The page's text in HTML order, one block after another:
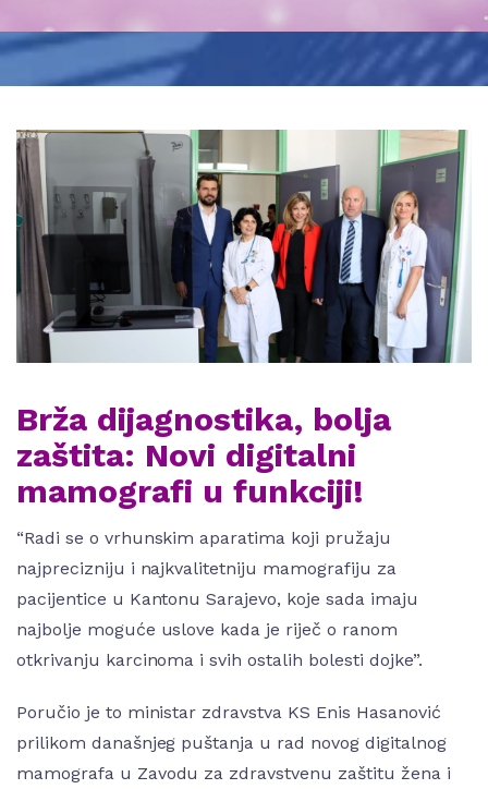
Brža dijagnostika, bolja
zaštita: Novi digitalni
mamografi u funkciji!
“Radi se o vrhunskim aparatima koji pružaju
najprecizniju i najkvalitetniju mamografiju za
pacijentice u Kantonu Sarajevo, koje sada imaju
najbolje moguće uslove kada je riječ o ranom
otkrivanju karcinoma i svih ostalih bolesti dojke”.
Poručio je to ministar zdravstva KS Enis Hasanović
prilikom današnjeg puštanja u rad novog digitalnog
mamografa u Zavodu za zdravstvenu zaštitu žena i